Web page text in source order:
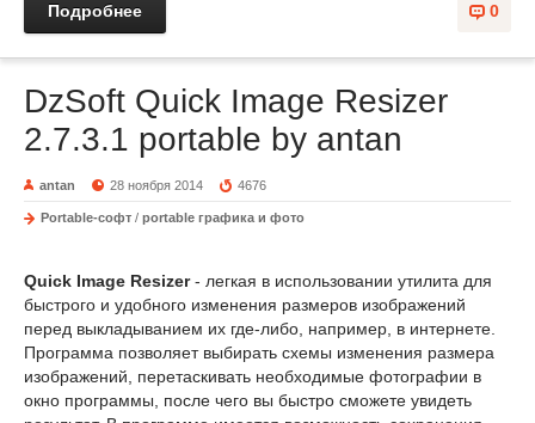
0
Подробнее
DzSoft Quick Image Resizer
2.7.3.1 portable by antan
antan 28 ноября 2014 4676
Portable-софт / portable графика и фото
Quick Image Resizer- легкая в использовании утилита для
быстрого и удобного изменения размеров изображений
перед выкладыванием их где-либо, например, в интернете.
Программа позволяет выбирать схемы изменения размера
изображений, перетаскивать необходимые фотографии в
окно программы, после чего вы быстро сможете увидеть